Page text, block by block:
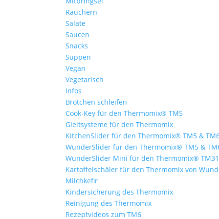
Räuchern
Salate
Saucen
Snacks
Suppen
Vegan
Vegetarisch
Infos
Brötchen schleifen
Cook-Key für den Thermomix® TM5
Gleitsysteme für den Thermomix
KitchenSlider für den Thermomix® TM5 &
WunderSlider für den Thermomix® TM5 &
WunderSlider Mini für den Thermomix® TM31
Kartoffelschäler für den Thermomix von
Milchkefir
Kindersicherung des Thermomix
Reinigung des Thermomix
Rezeptvideos zum TM6